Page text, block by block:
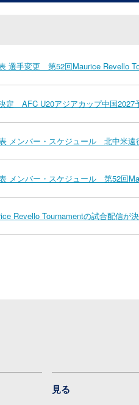
選手変更 第52回Maurice Revello
定 AFC U20アジアカップ中国2027
メンバー・スケジュール 北中米遠
メンバー・スケジュール 第52回
Revello Tournamentの試合配信が
見る